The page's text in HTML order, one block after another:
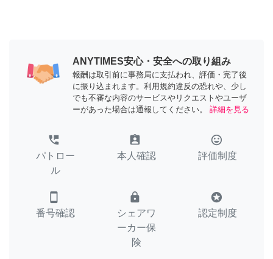
ANYTIMES安心・安全への取り組み
報酬は取引前に事務局に支払われ、評価・完了後
に振り込まれます。利用規約違反の恐れや、少し
でも不審な内容のサービスやリクエストやユーザ
ーがあった場合は通報してください。
詳細を見る
perm_phone_msg
パトロー
ル
assignment_ind
本人確認
tag_faces
評価制度
smartphone
番号確認
lock
シェアワ
ーカー保
険
stars
認定制度